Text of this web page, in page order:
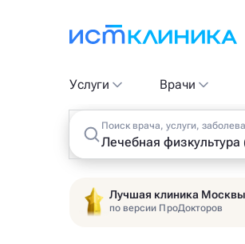
Услуги Врачи
Поиск врача, услуги,
Лучшая клиника
по версии ПроДокторов